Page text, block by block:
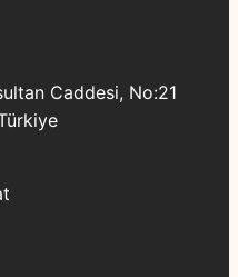
Caddesi, No:21